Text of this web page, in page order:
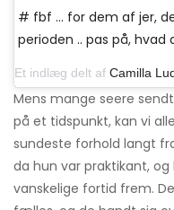
# fbf ... for dem af jer,
perioden .. pas på, hvad
Et indlæg delt af Camilla
Mens mange seere
på et tidspunkt, kan vi
sundeste forhold langt
da hun var praktikant,
vanskelige fortid frem.